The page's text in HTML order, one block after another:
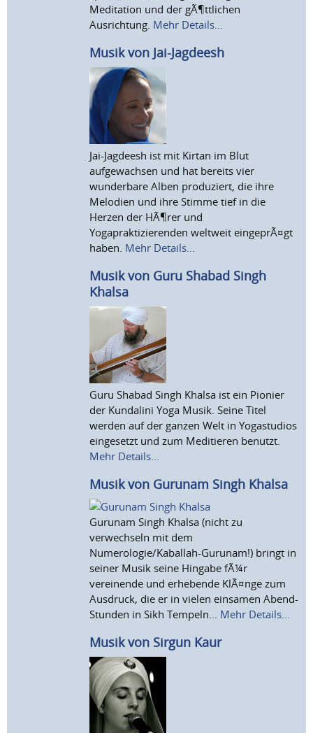
Meditation und der gÃ¶ttlichen
Ausrichtung. Mehr Details...
Musik von Jai-Jagdeesh
Jai-Jagdeesh ist mit Kirtan im Blut
aufgewachsen und hat bereits vier
wunderbare Alben produziert, die ihre
Melodien und ihre Stimme tief in die
Herzen der HÃ¶rer und
Yogapraktizierenden weltweit eingeprÃ¤gt
haben. Mehr Details...
Musik von Guru Shabad Singh
Khalsa
Guru Shabad Singh Khalsa ist ein Pionier
der Kundalini Yoga Musik. Seine Titel
werden auf der ganzen Welt in Yogastudios
eingesetzt und zum Meditieren benutzt.
Mehr Details...
Musik von Gurunam Singh Khalsa
Gurunam Singh Khalsa (nicht zu
verwechseln mit dem
Numerologie/Kaballah-Gurunam!) bringt in
seiner Musik seine Hingabe fÃ¼r
vereinende und erhebende KlÃ¤nge zum
Ausdruck, die er in vielen einsamen Abend-
Stunden in Sikh Tempeln... Mehr Details...
Musik von Sirgun Kaur